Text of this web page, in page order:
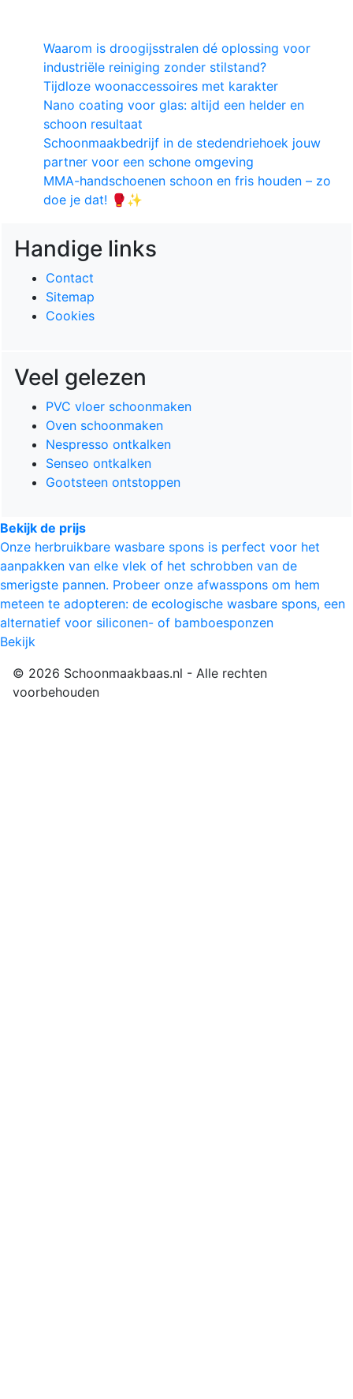
Waarom is droogijsstralen dé oplossing voor
industriële reiniging zonder stilstand?
Tijdloze woonaccessoires met karakter
Nano coating voor glas: altijd een helder en
schoon resultaat
Schoonmaakbedrijf in de stedendriehoek jouw
partner voor een schone omgeving
MMA-handschoenen schoon en fris houden – zo
doe je dat! 🥊✨
Handige links
Contact
Sitemap
Cookies
Veel gelezen
PVC vloer schoonmaken
Oven schoonmaken
Nespresso ontkalken
Senseo ontkalken
Gootsteen ontstoppen
Bekijk de prijs
Onze herbruikbare wasbare spons is perfect voor het
aanpakken van elke vlek of het schrobben van de
smerigste pannen. Probeer onze afwasspons om hem
meteen te adopteren: de ecologische wasbare spons, een
alternatief voor siliconen- of bamboesponzen
Bekijk
© 2026 Schoonmaakbaas.nl - Alle rechten
voorbehouden